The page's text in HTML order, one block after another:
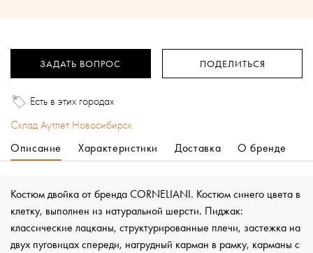
ЗАДАТЬ ВОПРОС ПОДЕЛИТЬСЯ
Есть в этих городах
Склад Аутлет Новосибирск
Описание
Характеристики Доставка О бренде
Костюм двойка от бренда CORNELIANI. Костюм синего цвета в
клетку, выполнен из натуральной шерсти. Пиджак:
классические лацканы, структурированные плечи, застежка на
двух пуговицах спереди, нагрудный карман в рамку, карманы с